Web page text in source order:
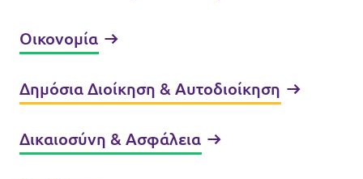
Οικονομία
Δημόσια Διοίκηση & Αυτοδιοίκηση
Δικαιοσύνη & Ασφάλεια